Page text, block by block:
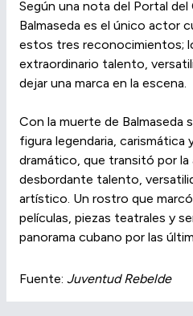
Según una nota del Portal
Balmaseda es el único actor
estos tres reconocimientos;
extraordinario talento,
dejar una marca en la escena.
Con la muerte de Balmaseda
figura legendaria, carismática
dramático, que transitó por
desbordante talento,
artístico. Un rostro que
películas, piezas teatrales y
panorama cubano por las
Fuente: Juventud Rebelde